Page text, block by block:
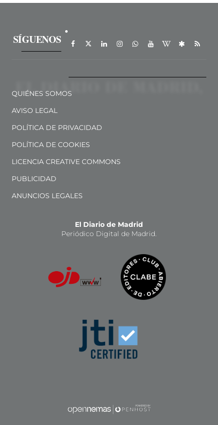
SÍGUENOS
QUIÉNES SOMOS
AVISO LEGAL
POLÍTICA DE PRIVACIDAD
POLÍTICA DE COOKIES
LICENCIA CREATIVE COMMONS
PUBLICIDAD
ANUNCIOS LEGALES
El Diario de Madrid
Periódico Digital de Madrid.